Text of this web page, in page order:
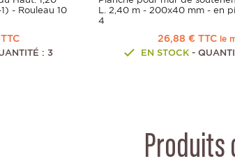
- Rouleau 10
: 3
L. 2,40 m - 200x40 mm - en
4
26,88 € TTC le
EN STOCK-
Produits